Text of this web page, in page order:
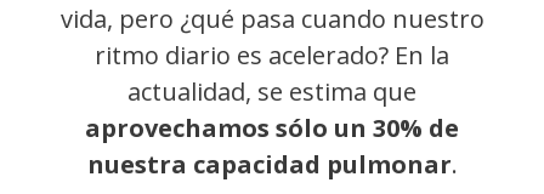
vida, pero ¿qué pasa cuando nuestro
ritmo diario es acelerado? En la
actualidad, se estima que
aprovechamos sólo un 30% de
nuestra capacidad pulmonar.